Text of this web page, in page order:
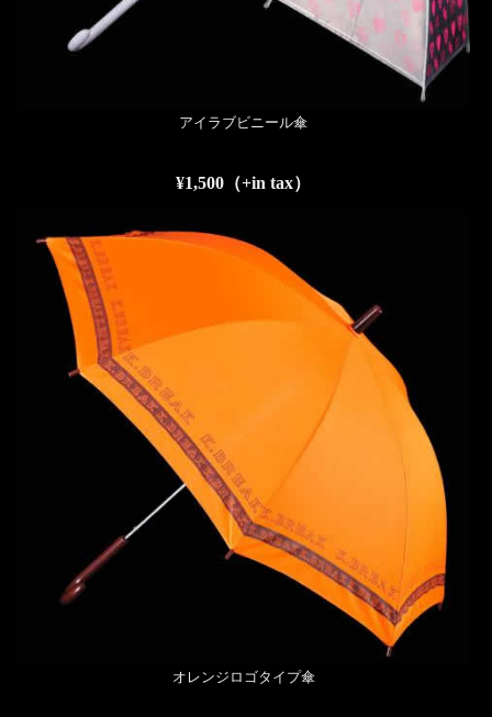
アイラブビニール傘
¥1,500（+in tax）
オレンジロゴタイプ傘